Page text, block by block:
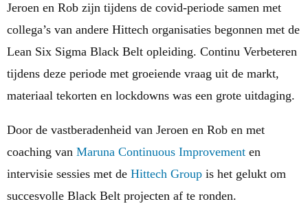
Jeroen en Rob zijn tijdens de covid-periode samen met
collega’s van andere Hittech organisaties begonnen met de
Lean Six Sigma Black Belt opleiding. Continu Verbeteren
tijdens deze periode met groeiende vraag uit de markt,
materiaal tekorten en lockdowns was een grote uitdaging.
Door de vastberadenheid van Jeroen en Rob en met
coaching van Maruna Continuous Improvement en
intervisie sessies met de Hittech Group is het gelukt om
succesvolle Black Belt projecten af te ronden.